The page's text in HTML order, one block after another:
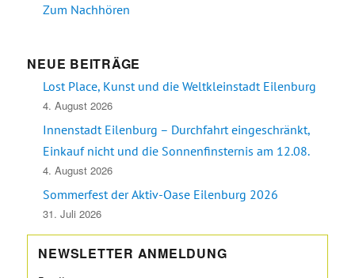
Zum Nachhören
NEUE BEITRÄGE
Lost Place, Kunst und die Weltkleinstadt Eilenburg
4. August 2026
Innenstadt Eilenburg – Durchfahrt eingeschränkt,
Einkauf nicht und die Sonnenfinsternis am 12.08.
4. August 2026
Sommerfest der Aktiv-Oase Eilenburg 2026
31. Juli 2026
NEWSLETTER ANMELDUNG